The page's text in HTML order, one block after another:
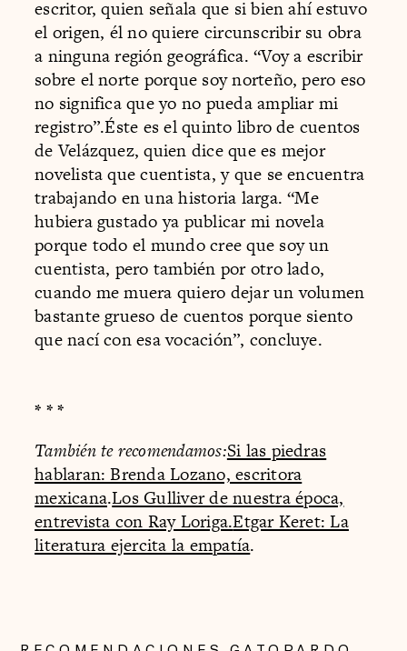
escritor, quien señala que si bien ahí estuvo
el origen, él no quiere circunscribir su obra
a ninguna región geográfica. “Voy a escribir
sobre el norte porque soy norteño, pero eso
no significa que yo no pueda ampliar mi
registro”.Éste es el quinto libro de cuentos
de Velázquez, quien dice que es mejor
novelista que cuentista, y que se encuentra
trabajando en una historia larga. “Me
hubiera gustado ya publicar mi novela
porque todo el mundo cree que soy un
cuentista, pero también por otro lado,
cuando me muera quiero dejar un volumen
bastante grueso de cuentos porque siento
que nací con esa vocación”, concluye.
* * *
También te recomendamos:Si las piedras
hablaran: Brenda Lozano, escritora
mexicana.Los Gulliver de nuestra época,
entrevista con Ray Loriga.Etgar Keret: La
literatura ejercita la empatía.